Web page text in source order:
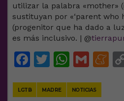
utilizar la palabra «mother»
sustituyan por «‘parent who
(progenitor que ha dado a
es más inclusivo. | @
Facebook
Twitter
LGTB MADRE NOTICIAS